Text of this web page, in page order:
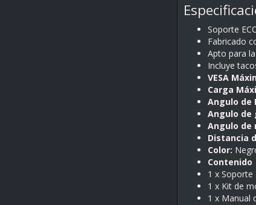
Soporte
Fabricado
Apto para
Incluye
VESA
Carga
Angulo de
Angulo de
Angulo de
Distancia
Color:
Contenido
1 x
1 x Kit de
1 x Manual